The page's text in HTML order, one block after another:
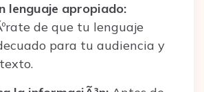
lenguaje apropiado:
de que tu lenguaje
para tu audiencia y